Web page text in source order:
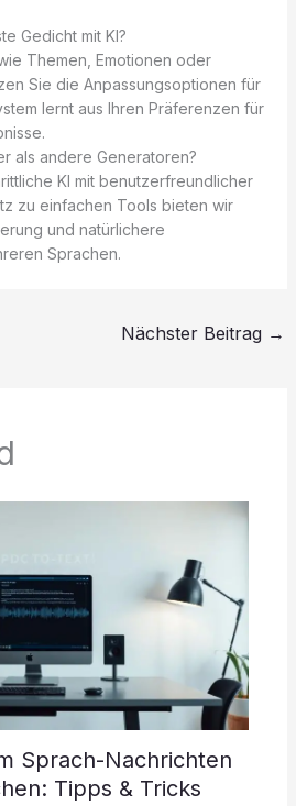
Gedicht mit KI?
Themen, Emotionen oder
Sie die Anpassungsoptionen für
lernt aus Ihren Präferenzen für
als andere Generatoren?
KI mit benutzerfreundlicher
zu einfachen Tools bieten wir
und natürlichere
Sprachen.
Nächster Beitrag →
Sprach-Nachrichten
Tipps & Tricks